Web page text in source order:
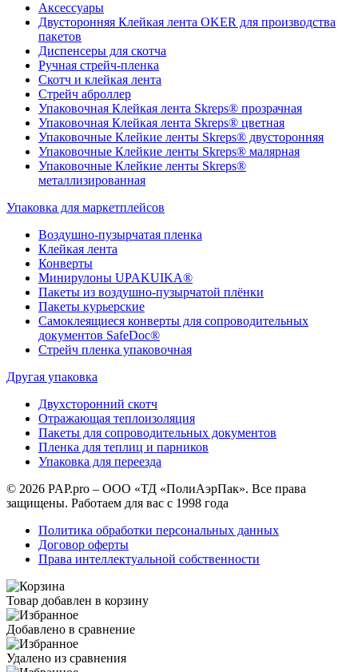
Аксессуары
Двусторонняя Клейкая лента OKER для производства
пакетов
Диспенсеры для скотча
Ручная стрейч-пленка
Скотч и клейкая лента
Стрейч аброллер
Упаковочная Клейкая лента Skreps® прозрачная
Упаковочная Клейкая лента Skreps® цветная
Упаковочные Клейкие ленты Skreps® двусторонняя
Упаковочные Клейкие ленты Skreps® малярная
Упаковочные Клейкие ленты Skreps®
металлизированная
Упаковка для маркетплейсов
Воздушно-пузырчатая пленка
Клейкая лента
Конверты
Минирулоны UPAKUIKA®
Пакеты из воздушно-пузырчатой плёнки
Пакеты курьерские
Самоклеящиеся конверты для сопроводительных
документов SafeDoc®
Стрейч пленка упаковочная
Другая упаковка
Двухсторонний скотч
Отражающая теплоизоляция
Пакеты для сопроводительных документов
Пленка для теплиц и парников
Упаковка для переезда
© 2026 PAP.pro – ООО «ТД «ПолиАэрПак». Все права
защищены. Работаем для вас с 1998 года
Политика обработки персональных данных
Договор оферты
Права интеллектуальной собственности
Товар добавлен в корзину
Добавлено в сравнение
Удалено из сравнения